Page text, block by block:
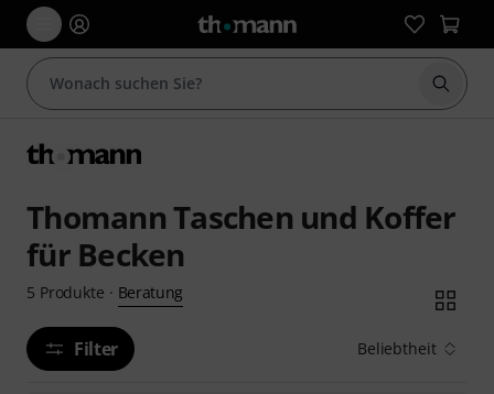
Suche
Thomann Taschen und Koffer
für Becken
5 Produkte · Beratung
Filter Beliebtheit